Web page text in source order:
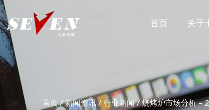
首页 关于
首页/新闻资讯 / 行业新闻/烧烤炉市场分析 -